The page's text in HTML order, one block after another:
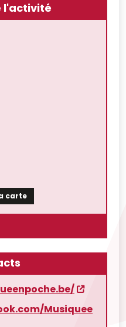
l'activité
carte
Musiquee